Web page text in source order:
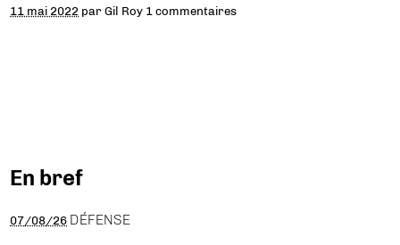
11 mai 2022 parGil Roy 1 commentaires
En bref
07/08/26 DÉFENSE